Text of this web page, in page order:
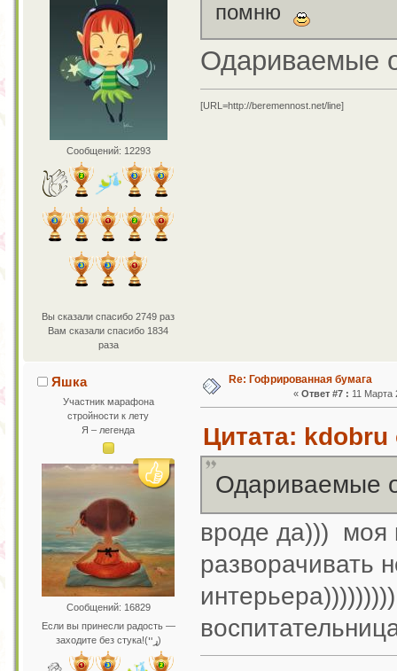
Сообщений: 12293
Вы сказали спасибо 2749 раз
Вам сказали спасибо 1834
раза
помню
Одариваемые
[URL=http://beremennost.net/line]
Яшка
Участник марафона
стройности к лету
Я – легенда
Сообщений: 16829
Если вы принесли радость —
заходите без стука!(ړײ)
Re: Гофрированная бумага
«Ответ #7 : 11 Марта
Цитата: kdobru
Одариваемые
вроде да))) моя
разворачивать
интерьера)))))))))